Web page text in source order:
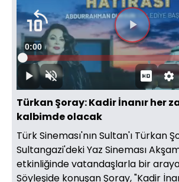
Duraklat
Sesi
Aç
Süre
0:00
Yüklendi:
1.39%
Türkan Şoray: Kadir İnanır her
kalbimde olacak
Türk Sineması'nın Sultan'ı Türkan
Sultangazi'deki Yaz Sineması
etkinliğinde vatandaşlarla bir
Söyleşide konuşan Şoray, "Kadir